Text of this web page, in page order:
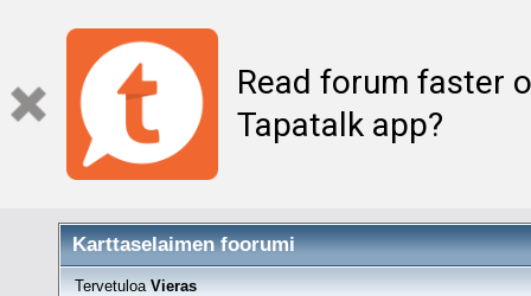
Read forum faster
Tapatalk app?
Karttaselaimen foorumi
Tervetuloa Vieras